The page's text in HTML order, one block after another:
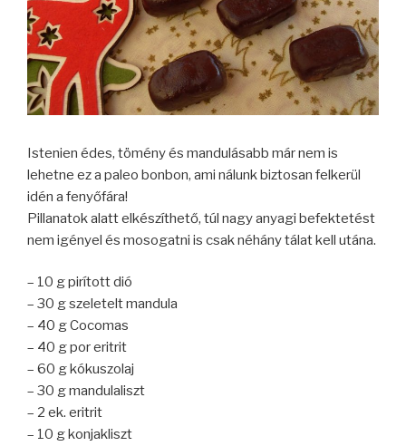
Istenien édes, tömény és mandulásabb már nem is
lehetne ez a paleo bonbon, ami nálunk biztosan felkerül
idén a fenyőfára!
Pillanatok alatt elkészíthető, túl nagy anyagi befektetést
nem igényel és mosogatni is csak néhány tálat kell utána.
– 10 g pirított dió
– 30 g szeletelt mandula
– 40 g Cocomas
– 40 g por eritrit
– 60 g kókuszolaj
– 30 g mandulaliszt
– 2 ek. eritrit
– 10 g konjakliszt